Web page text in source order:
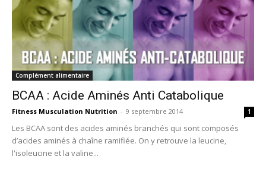
Complément alimentaire
BCAA : Acide Aminés Anti Catabolique
Fitness Musculation Nutrition - 9 septembre 2014 1
Les BCAA sont des acides aminés branchés qui sont composés
d’acides aminés à chaîne ramifiée. On y retrouve la leucine,
l'isoleucine et la valine...